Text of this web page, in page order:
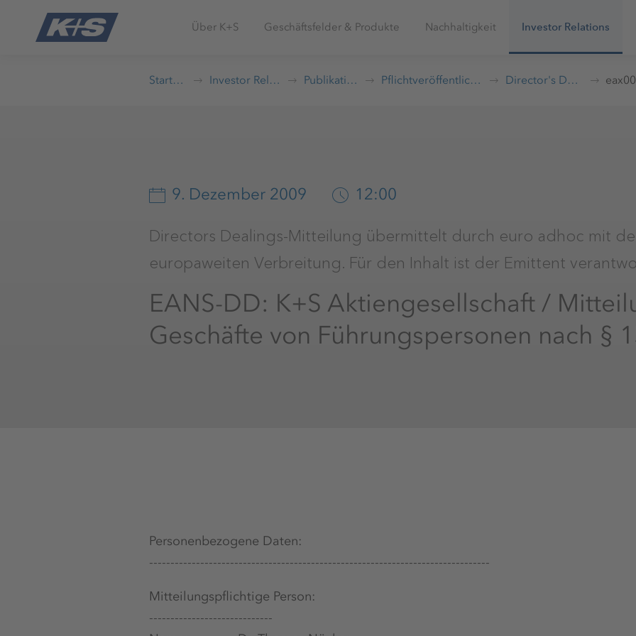
Über K+S Geschäftsfelder & Produkte Nachhaltigkeit Investor Relations
Startseite Investor Relations Publikationen Pflichtveröffentlichungen Director's Dealings
9. Dezember 2009 12:00
Directors Dealings-Mitteilung übermittelt durch euro adhoc mit
europaweiten Verbreitung. Für den Inhalt ist der Emittent
EANS-DD: K+S Aktiengesellschaft /
Geschäfte von Führungspersonen nach §
Personenbezogene Daten:
--------------------------------------------------------------------------------
Mitteilungspflichtige Person:
-----------------------------